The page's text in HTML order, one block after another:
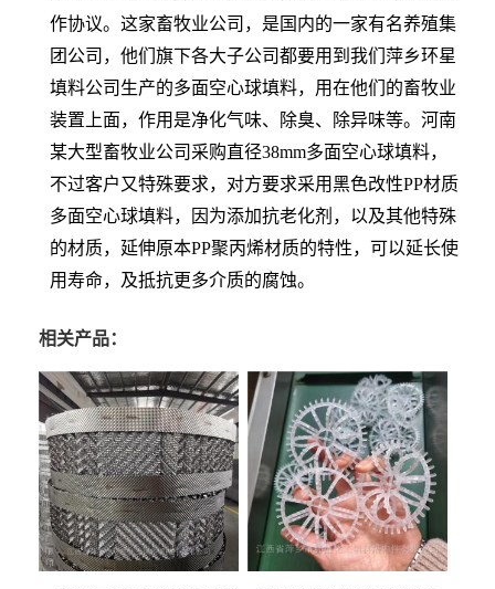
作协议。这家畜牧业公司，是国内的一家有名养殖集
团公司，他们旗下各大子公司都要用到我们萍乡环星
填料公司生产的多面空心球填料，用在他们的畜牧业
装置上面，作用是净化气味、除臭、除异味等。河南
某大型畜牧业公司采购直径38mm多面空心球填料，
不过客户又特殊要求，对方要求采用黑色改性PP材质
多面空心球填料，因为添加抗老化剂，以及其他特殊
的材质，延伸原本PP聚丙烯材质的特性，可以延长使
用寿命，及抵抗更多介质的腐蚀。
相关产品：